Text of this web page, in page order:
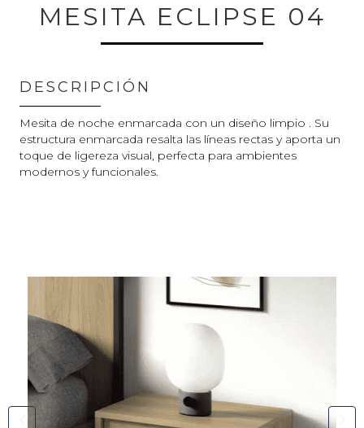
MESITA ECLIPSE 04
DESCRIPCIÓN
Mesita de noche enmarcada con un diseño limpio . Su
estructura enmarcada resalta las líneas rectas y aporta un
toque de ligereza visual, perfecta para ambientes
modernos y funcionales.